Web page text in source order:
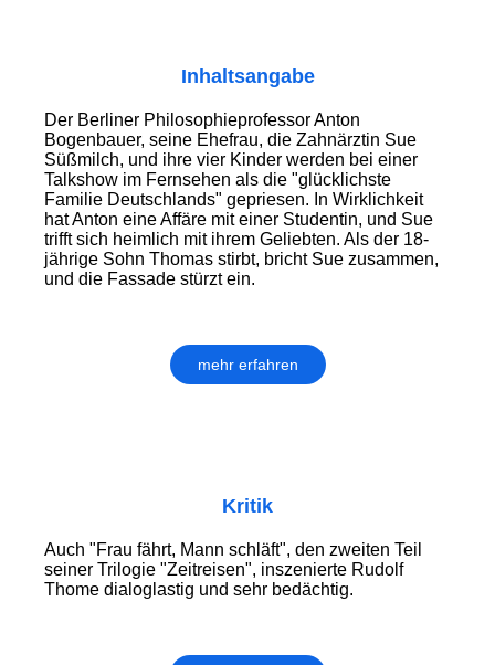
Inhaltsangabe
Der Berliner Philosophieprofessor Anton
Bogenbauer, seine Ehefrau, die Zahnärztin Sue
Süßmilch, und ihre vier Kinder werden bei einer
Talkshow im Fernsehen als die "glücklichste
Familie Deutschlands" gepriesen. In Wirklichkeit
hat Anton eine Affäre mit einer Studentin, und Sue
trifft sich heimlich mit ihrem Geliebten. Als der 18-
jährige Sohn Thomas stirbt, bricht Sue zusammen,
und die Fassade stürzt ein.
mehr erfahren
Kritik
Auch "Frau fährt, Mann schläft", den zweiten Teil
seiner Trilogie "Zeitreisen", inszenierte Rudolf
Thome dialoglastig und sehr bedächtig.